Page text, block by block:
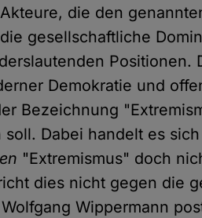
die den
gesellschaftliche
Positionen.
Demokratie und
Bezeichnung
Dabei handelt es
"Extremismus" doch
dies nicht gegen die
Wippermann